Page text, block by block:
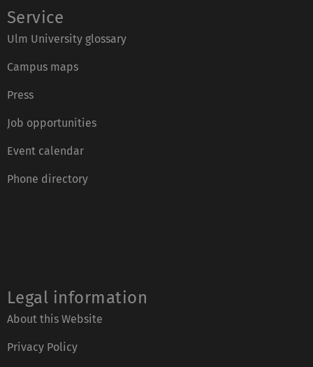
Service
Ulm University glossary
Campus maps
Press
Job opportunities
Event calendar
Phone directory
Legal information
About this Website
Privacy Policy